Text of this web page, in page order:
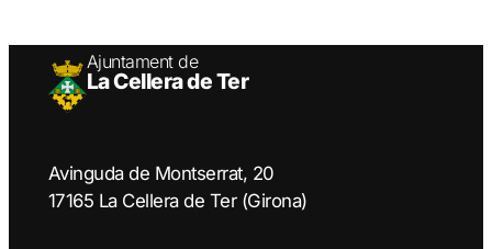
Ajuntament de
La Cellera de Ter
Avinguda de Montserrat, 20
17165 La Cellera de Ter (Girona)